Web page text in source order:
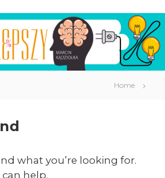
Home
what you’re looking for.
help.